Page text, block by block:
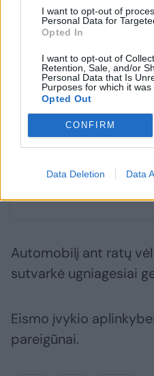
I want to opt-out of
Personal Data for
Opted In
I want to opt-out of
Retention, Sale, and/or
Personal Data that Is
Purposes for which it was
Opted Out
CONFIRM
Data Deletion Data
Vilniaus centre
motociklininkas
metį vaiką(2)
Automobilį ant ratų
sutvarkė ugniagesiai
Eismo įvykio
pareigūnai.